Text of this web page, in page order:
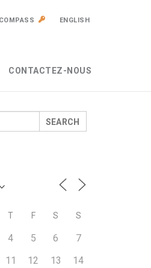
ENGLISH
CONTACTEZ-NOUS
SEARCH
T F S S
4 5 6
7
11 12 13
14